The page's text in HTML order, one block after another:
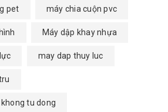
pet máy chia cuộn pvc
Máy dập khay nhựa
may dap thuy luc
tu dong